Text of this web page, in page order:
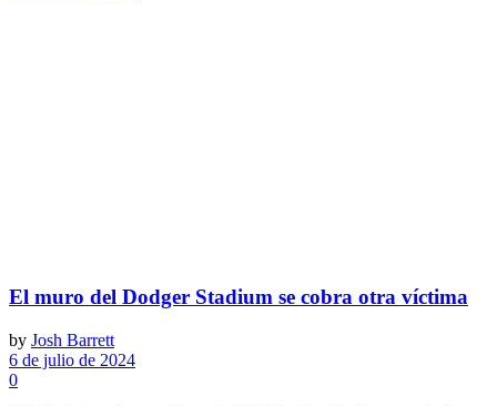
El muro del Dodger Stadium se cobra otra víctima
by Josh Barrett
6 de julio de 2024
0